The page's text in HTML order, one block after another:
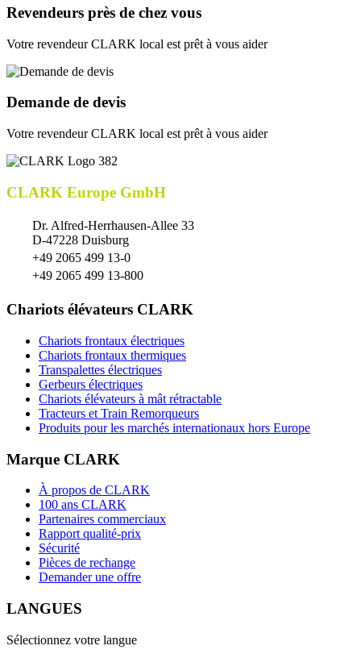
Revendeurs près de chez vous
Votre revendeur CLARK local est prêt à vous aider
Demande de devis
Votre revendeur CLARK local est prêt à vous aider
CLARK Europe GmbH
Dr. Alfred-Herrhausen-Allee 33
D-47228 Duisburg
+49 2065 499 13-0
+49 2065 499 13-800
Chariots élévateurs CLARK
Chariots frontaux électriques
Chariots frontaux thermiques
Transpalettes électriques
Gerbeurs électriques
Chariots élévateurs à mât rétractable
Tracteurs et Train Remorqueurs
Produits pour les marchés internationaux hors Europe
Marque CLARK
À propos de CLARK
100 ans CLARK
Partenaires commerciaux
Rapport qualité-prix
Sécurité
Pièces de rechange
Demander une offre
LANGUES
Sélectionnez votre langue